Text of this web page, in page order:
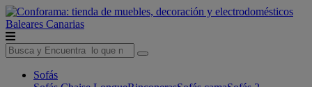
Baleares Canarias
Sofás